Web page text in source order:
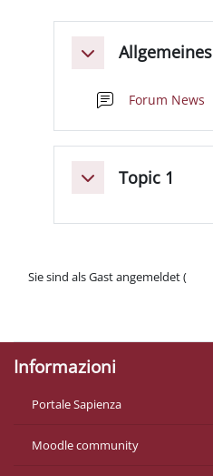
EinklappenAllgemeines
Forum News
Einklappen
Topic 1
Sie sind als Gast angemeldet (
Informazioni
Portale Sapienza
Moodle community